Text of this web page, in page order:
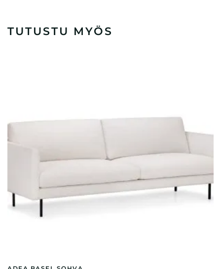
TUTUSTU MYÖS